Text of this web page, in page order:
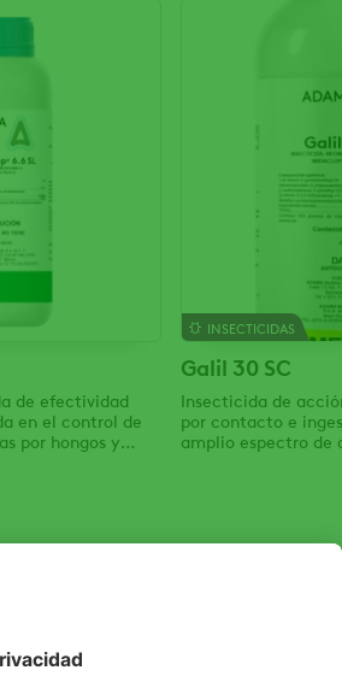
de efectividad
en el control de
por hongos y
INSECTICIDAS
Galil 30 SC
Insecticida de
por contacto e
amplio espectro de
Youtube